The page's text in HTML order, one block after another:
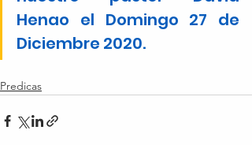
Henao el Domingo 27 de
Diciembre 2020.
Predicas